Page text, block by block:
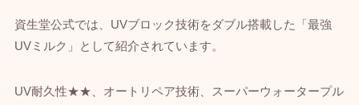
資生堂公式では、UVブロック技術をダブル搭載した「最強
UVミルク」として紹介されています。
UV耐久性★★、オートリペア技術、スーパーウォータープル